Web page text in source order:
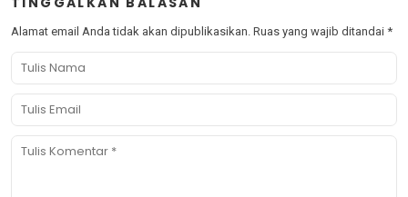
Alamat email Anda tidak akan dipublikasikan. Ruas yang wajib ditandai *